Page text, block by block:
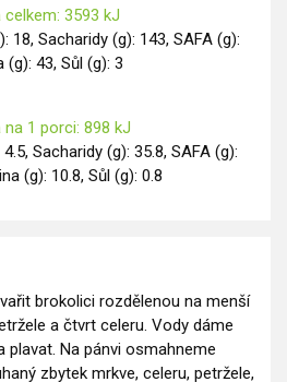
3593 kJ
18, Sacharidy (g): 143, SAFA (g):
(g): 43, Sůl (g): 3
1 porci: 898 kJ
Sacharidy (g): 35.8, SAFA (g):
(g): 10.8, Sůl (g): 0.8
brokolici rozdělenou na menší
a čtvrt celeru. Vody dáme
plavat. Na pánvi osmahneme
zbytek mrkve, celeru, petržele,